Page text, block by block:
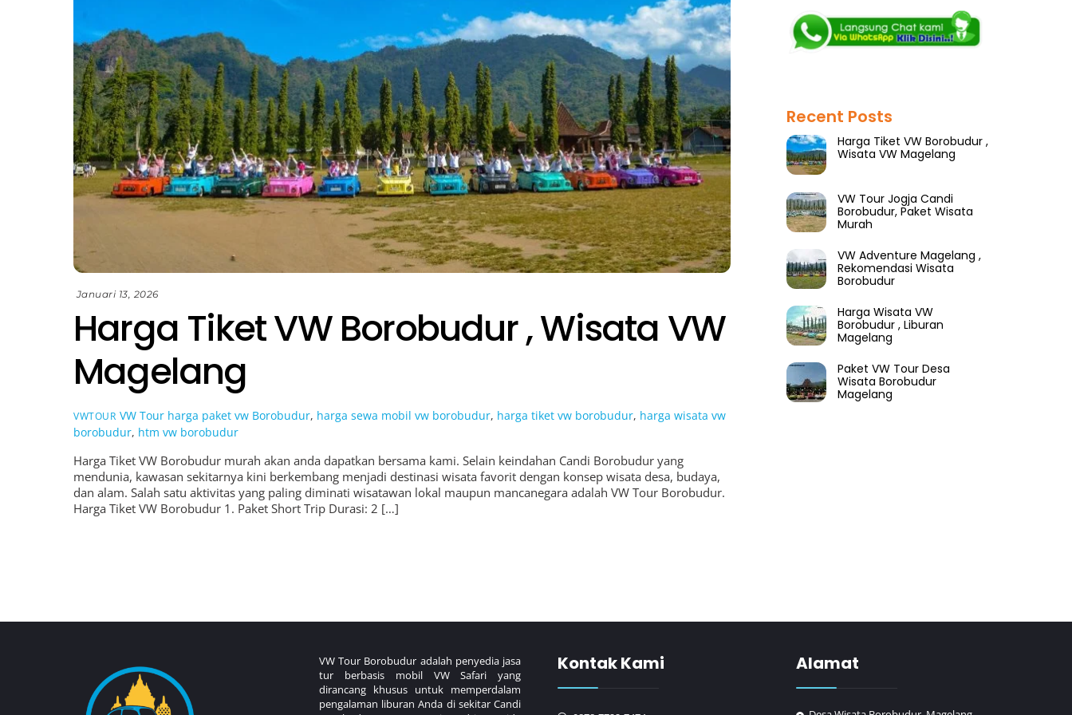
Januari 13, 2026
Harga Tiket VW Borobudur , Wisata VW
Magelang
VWTOUR VW Tour harga paket vw Borobudur, harga sewa mobil vw borobudur, harga tiket vw borobudur, harga wisata vw
borobudur, htm vw borobudur
Harga Tiket VW Borobudur murah akan anda dapatkan bersama kami. Selain keindahan Candi Borobudur yang
mendunia, kawasan sekitarnya kini berkembang menjadi destinasi wisata favorit dengan konsep wisata desa, budaya,
dan alam. Salah satu aktivitas yang paling diminati wisatawan lokal maupun mancanegara adalah VW Tour Borobudur.
Harga Tiket VW Borobudur 1. Paket Short Trip Durasi: 2 […]
Recent Posts
Harga Tiket VW Borobudur ,
Wisata VW Magelang
VW Tour Jogja Candi
Borobudur, Paket Wisata
Murah
VW Adventure Magelang ,
Rekomendasi Wisata
Borobudur
Harga Wisata VW
Borobudur , Liburan
Magelang
Paket VW Tour Desa
Wisata Borobudur
Magelang
VW Tour Borobudur adalah penyedia jasa
tur berbasis mobil VW Safari yang
dirancang khusus untuk memperdalam
pengalaman liburan Anda di sekitar Candi
Kontak Kami Alamat